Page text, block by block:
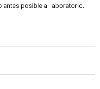
antes posible al laboratorio.